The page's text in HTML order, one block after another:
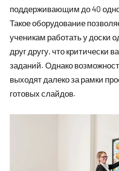
поддерживающим до 40
Такое оборудование
ученикам работать у доски
друг другу, что критически
заданий. Однако
выходят далеко за рамки
готовых слайдов.